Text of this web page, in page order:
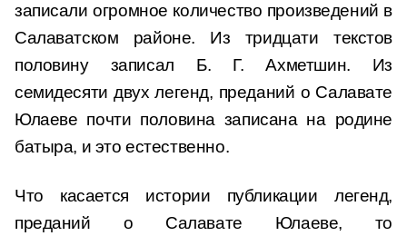
записали огромное количество произведений в
Салаватском районе. Из тридцати текстов
половину записал Б. Г. Ахметшин. Из
семидесяти двух легенд, преданий о Салавате
Юлаеве почти половина записана на родине
батыра, и это естественно.
Что касается истории публикации легенд,
преданий о Салавате Юлаеве, то